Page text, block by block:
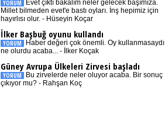
YORUM
Evet çıktı bakalım neler gelecek başımıza.
Millet bilmeden evet'e bastı oyları. İnş hepimiz için
hayırlısı olur. - Hüseyin Koçar
İlker Başbuğ oyunu kullandı
YORUM
Haber değeri çok önemli. Oy kullanmasaydı
ne olurdu acaba... - İlker Koçak
Güney Avrupa Ülkeleri Zirvesi başladı
YORUM
Bu zirvelerde neler oluyor acaba. Bir sonuç
çıkıyor mu? - Rahşan Koç